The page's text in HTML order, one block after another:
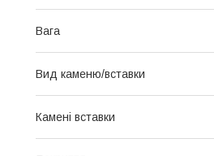
Вага
Вид каменю/вставки
Камені вставки